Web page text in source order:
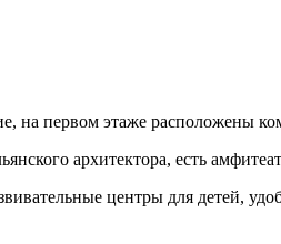
на первом этаже расположены
архитектора, есть
центры для детей,